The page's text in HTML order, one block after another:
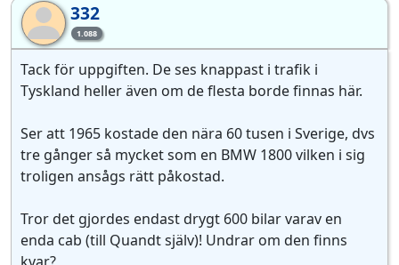
33 1.088
332
Tack för uppgiften. De ses knappast i trafik i
Tyskland heller även om de flesta borde finnas här.
Ser att 1965 kostade den nära 60 tusen i Sverige, dvs
tre gånger så mycket som en BMW 1800 vilken i sig
troligen ansågs rätt påkostad.
Tror det gjordes endast drygt 600 bilar varav en
enda cab (till Quandt själv)! Undrar om den finns